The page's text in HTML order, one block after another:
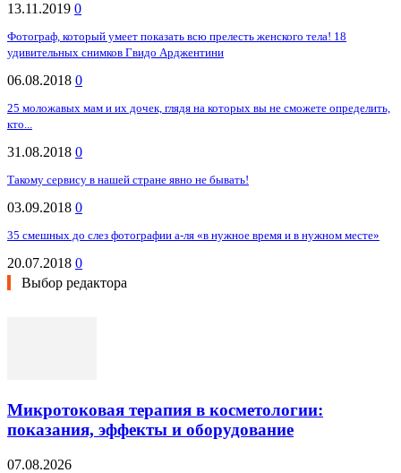
13.11.2019 0
Фотограф, который умеет показать всю прелесть женского тела! 18
удивительных снимков Гвидо Арджентини
06.08.2018 0
25 моложавых мам и их дочек, глядя на которых вы не сможете определить,
кто...
31.08.2018 0
Такому сервису в нашей стране явно не бывать!
03.09.2018 0
35 смешных до слез фотографии а-ля «в нужное время и в нужном месте»
20.07.2018 0
Выбор редактора
Микротоковая терапия в косметологии:
показания, эффекты и оборудование
07.08.2026